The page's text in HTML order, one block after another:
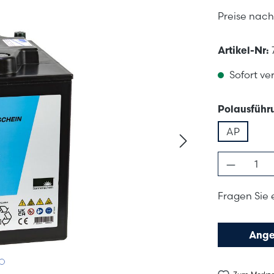
Preise
Artikel-Nr:
Sofort
AP
Fragen Sie